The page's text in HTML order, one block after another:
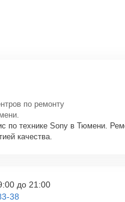
по ремонту
по технике Sony в Тюмени.
качества.
до 21:00
38